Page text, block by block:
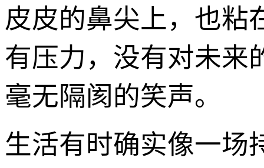
皮皮的鼻尖上，也粘
有压力，没有对未来
毫无隔阂的笑声。
生活有时确实像一场